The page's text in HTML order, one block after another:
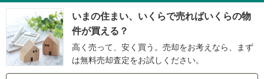
いまの住まい、いくらで売ればいくらの物
件が買える？
高く売って、安く買う。売却をお考えなら、まず
は無料売却査定をお試しください。